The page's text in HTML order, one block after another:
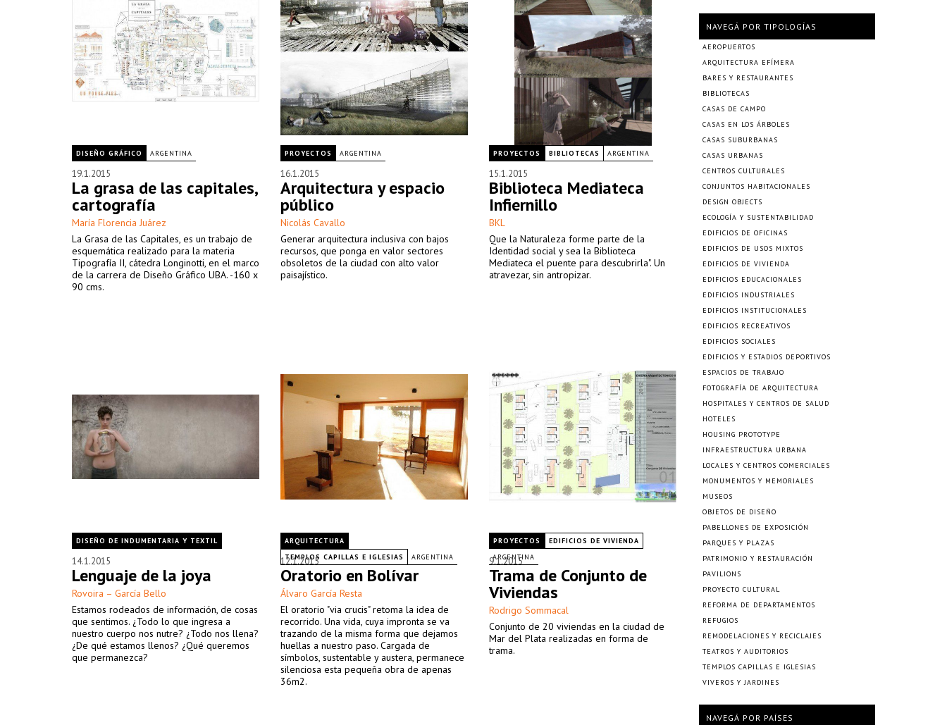
DISEÑO GRÁFICO ARGENTINA
19.1.2015
La grasa de las capitales,
cartografía
María Florencia Juárez
La Grasa de las Capitales, es un trabajo de
esquemática realizado para la materia
Tipografía II, cátedra Longinotti, en el marco
de la carrera de Diseño Gráfico UBA. -160 x
90 cms.
PROYECTOS ARGENTINA
16.1.2015
Arquitectura y espacio
público
Nicolás Cavallo
Generar arquitectura inclusiva con bajos
recursos, que ponga en valor sectores
obsoletos de la ciudad con alto valor
paisajístico.
PROYECTOS BIBLIOTECAS ARGENTINA
15.1.2015
Biblioteca Mediateca
Infiernillo
BKL
Que la Naturaleza forme parte de la
Identidad social y sea la Biblioteca
Mediateca el puente para descubrirla". Un
atravezar, sin antropizar.
DISEÑO DE INDUMENTARIA Y TEXTIL
14.1.2015
Lenguaje de la joya
Rovoira – García Bello
Estamos rodeados de información, de cosas
que sentimos. ¿Todo lo que ingresa a
nuestro cuerpo nos nutre? ¿Todo nos llena?
¿De qué estamos llenos? ¿Qué queremos
que permanezca?
ARQUITECTURA
TEMPLOS CAPILLAS E IGLESIAS
ARGENTINA
12.1.2015
Oratorio en Bolívar
Álvaro García Resta
El oratorio "via crucis" retoma la idea de
recorrido. Una vida, cuya impronta se va
trazando de la misma forma que dejamos
huellas a nuestro paso. Cargada de
símbolos, sustentable y austera, permanece
silenciosa esta pequeña obra de apenas
36m2.
PROYECTOS
EDIFICIOS DE VIVIENDA
ARGENTINA
9.1.2015
Trama de Conjunto de
Viviendas
Rodrigo Sommacal
Conjunto de 20 viviendas en la ciudad de
Mar del Plata realizadas en forma de
trama.
NAVEGÁ POR TIPOLOGÍAS
AEROPUERTOS
ARQUITECTURA EFÍMERA
BARES Y RESTAURANTES
BIBLIOTECAS
CASAS DE CAMPO
CASAS EN LOS ÁRBOLES
CASAS SUBURBANAS
CASAS URBANAS
CENTROS CULTURALES
CONJUNTOS HABITACIONALES
DESIGN OBJECTS
ECOLOGÍA Y SUSTENTABILIDAD
EDIFICIOS DE OFICINAS
EDIFICIOS DE USOS MIXTOS
EDIFICIOS DE VIVIENDA
EDIFICIOS EDUCACIONALES
EDIFICIOS INDUSTRIALES
EDIFICIOS INSTITUCIONALES
EDIFICIOS RECREATIVOS
EDIFICIOS SOCIALES
EDIFICIOS Y ESTADIOS DEPORTIVOS
ESPACIOS DE TRABAJO
FOTOGRAFÍA DE ARQUITECTURA
HOSPITALES Y CENTROS DE SALUD
HOTELES
HOUSING PROTOTYPE
INFRAESTRUCTURA URBANA
LOCALES Y CENTROS COMERCIALES
MONUMENTOS Y MEMORIALES
MUSEOS
OBJETOS DE DISEÑO
PABELLONES DE EXPOSICIÓN
PARQUES Y PLAZAS
PATRIMONIO Y RESTAURACIÓN
PAVILIONS
PROYECTO CULTURAL
REFORMA DE DEPARTAMENTOS
REFUGIOS
REMODELACIONES Y RECICLAJES
TEATROS Y AUDITORIOS
TEMPLOS CAPILLAS E IGLESIAS
VIVEROS Y JARDINES
NAVEGÁ POR PAÍSES